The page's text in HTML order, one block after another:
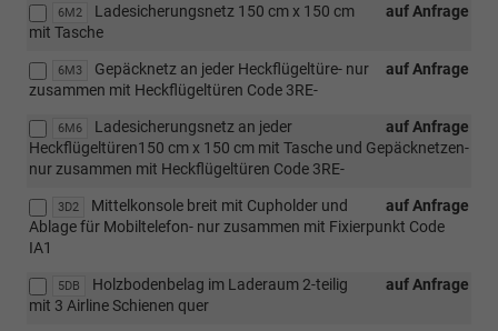
6M2 auf Anfrage
Ladesicherungsnetz 150 cm x 150 cm
mit Tasche
6M3 auf Anfrage
Gepäcknetz an jeder Heckflügeltüre- nur
zusammen mit Heckflügeltüren Code 3RE-
6M6 auf Anfrage
Ladesicherungsnetz an jeder
Heckflügeltüren150 cm x 150 cm mit Tasche und Gepäcknetzen-
nur zusammen mit Heckflügeltüren Code 3RE-
3D2 auf Anfrage
Mittelkonsole breit mit Cupholder und
Ablage für Mobiltelefon- nur zusammen mit Fixierpunkt Code
IA1
5DB auf Anfrage
Holzbodenbelag im Laderaum 2-teilig
mit 3 Airline Schienen quer